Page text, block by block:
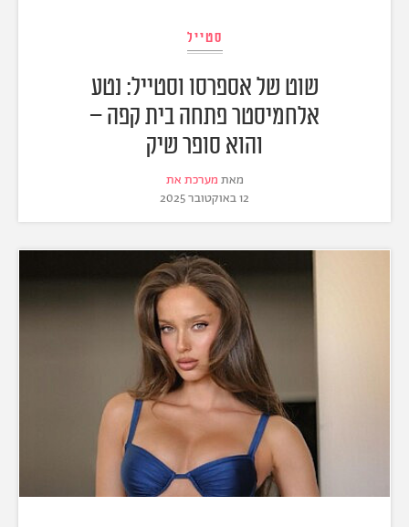
סטייל
שוט של אספרסו וסטייל: נטע
אלחמיסטר פתחה בית קפה –
והוא סופר שיק
מאת מערכת את
12 באוקטובר 2025